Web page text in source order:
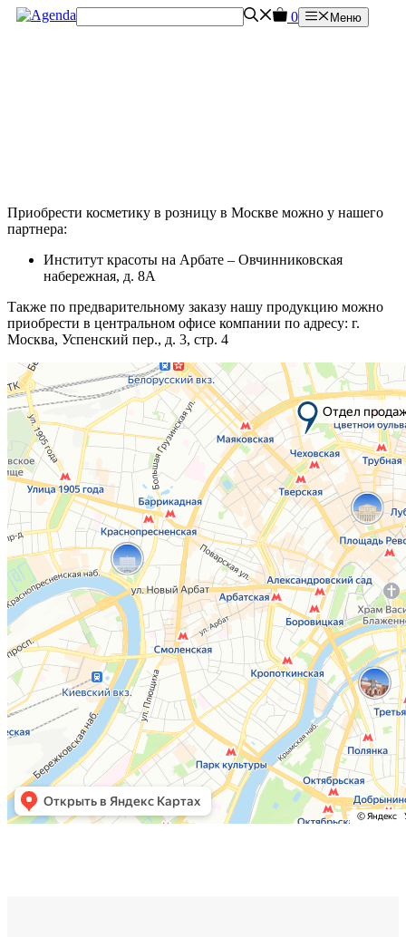
Перейти
0 Меню
Приобрести косметику в розницу в Москве можно у нашего
партнера:
Институт красоты на Арбате – Овчинниковская
набережная, д. 8А
Также по предварительному заказу нашу продукцию можно
приобрести в центральном офисе компании по адресу: г.
Москва, Успенский пер., д. 3, стр. 4